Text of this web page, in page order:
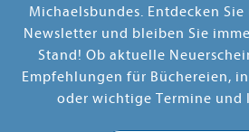
Michaelsbundes. Entdecken
Newsletter und bleiben Sie
Stand! Ob aktuelle
Empfehlungen für Büchereien,
oder wichtige Termine und